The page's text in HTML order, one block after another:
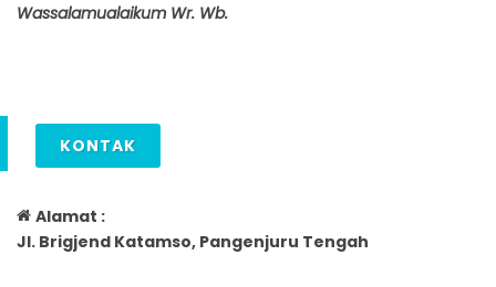
Wassalamualaikum Wr. Wb.
KONTAK
Alamat :
Jl. Brigjend Katamso, Pangenjuru Tengah